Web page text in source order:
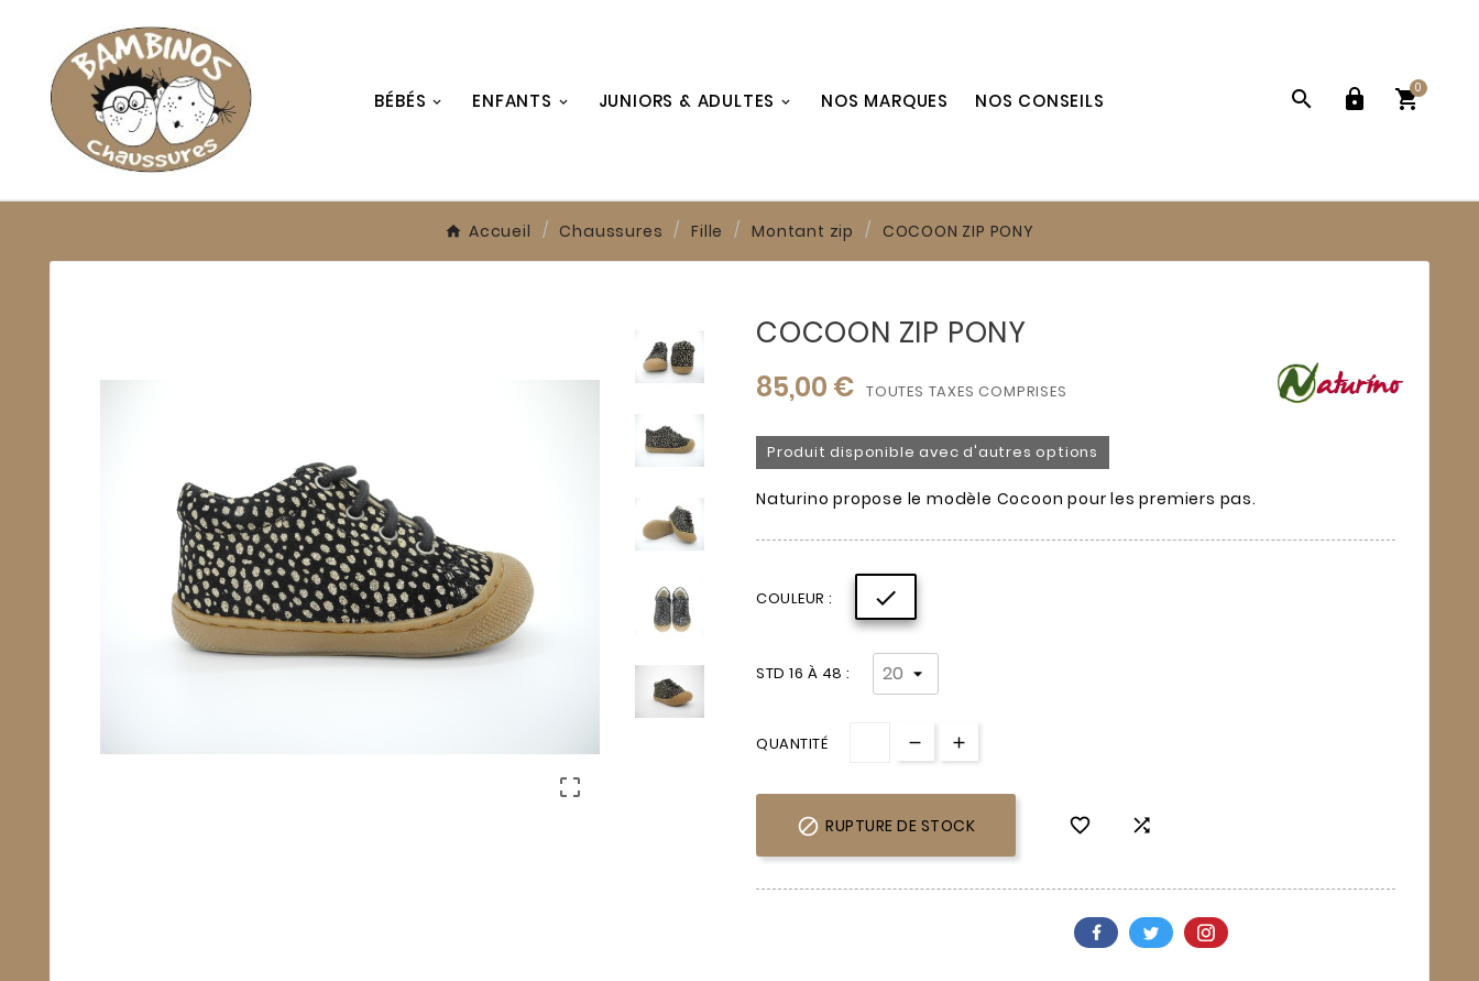
BÉBÉS ENFANTS JUNIORS & ADULTES NOS MARQUES NOS CONSEILS   
0
Accueil Chaussures Fille Montant zip COCOON ZIP PONY

COCOON ZIP PONY
85,00 € TOUTES TAXES COMPRISES
Produit disponible avec d'autres options
Naturino propose le modèle Cocoon pour les premiers pas.
COULEUR : 
STD 16 À 48 :
QUANTITÉ
 RUPTURE DE STOCK  